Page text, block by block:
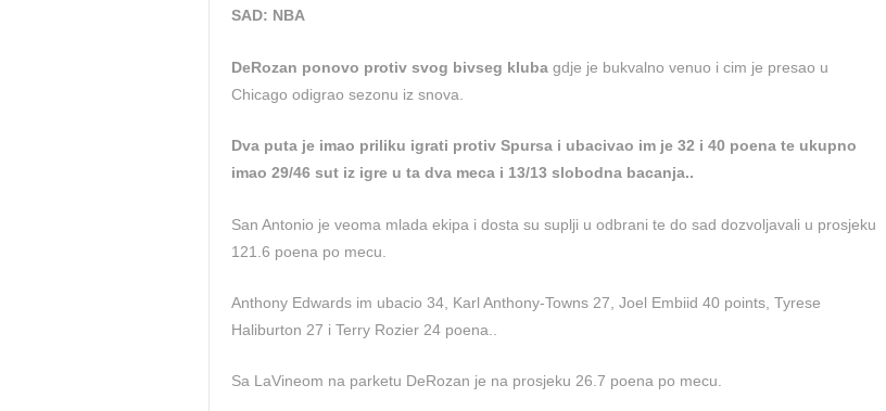
SAD: NBA
DeRozan ponovo protiv svog bivseg kluba gdje je bukvalno venuo i cim je presao u
Chicago odigrao sezonu iz snova.
Dva puta je imao priliku igrati protiv Spursa i ubacivao im je 32 i 40 poena te ukupno
imao 29/46 sut iz igre u ta dva meca i 13/13 slobodna bacanja..
San Antonio je veoma mlada ekipa i dosta su suplji u odbrani te do sad dozvoljavali u prosjeku
121.6 poena po mecu.
Anthony Edwards im ubacio 34, Karl Anthony-Towns 27, Joel Embiid 40 points, Tyrese
Haliburton 27 i Terry Rozier 24 poena..
Sa LaVineom na parketu DeRozan je na prosjeku 26.7 poena po mecu.